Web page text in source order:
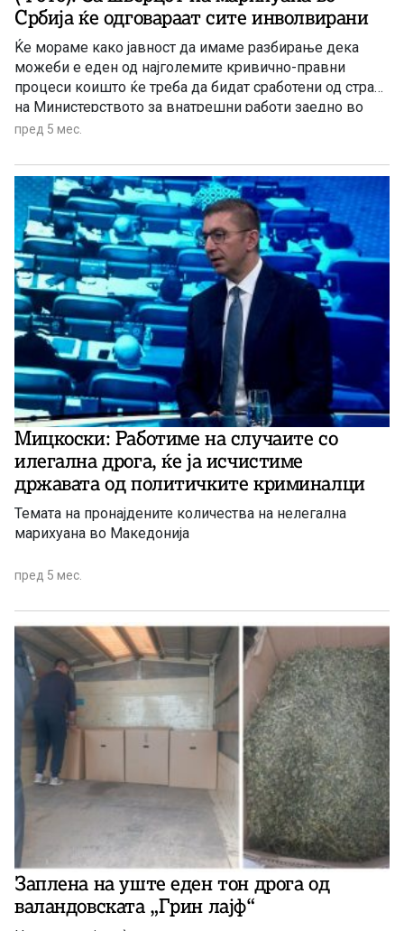
Србија ќе одговараат сите инволвирани
Ќе мораме како јавност да имаме разбирање дека
можеби е еден од најголемите кривично-правни
процеси коишто ќе треба да бидат сработени од страна
на Министерството за внатрешни работи заедно во
соработка, особено со Финансовата полиција, Управата
обвинителство, рече Тошковски.
пред 5 мес.
Мицкоски: Работиме на случаите со
илегална дрога, ќе ја исчистиме
државата од политичките криминалци
Темата на пронајдените количества на нелегална
марихуана во Македонија
пред 5 мес.
Заплена на уште еден тон дрога од
валандовската „Грин лајф“